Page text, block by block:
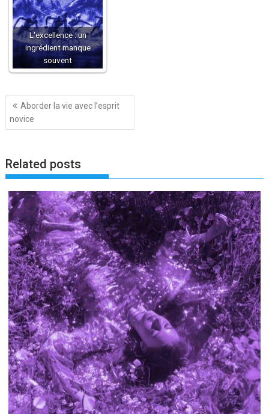
L'excellence : un
ingrédient manque
souvent
Navigation
de
l’article
Aborder la vie avec l’esprit
novice
Related posts